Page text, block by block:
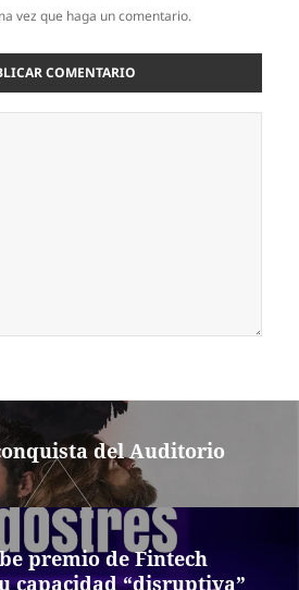
vez que haga un comentario.
del Auditorio
premio de Fintech
capacidad “disruptiva”